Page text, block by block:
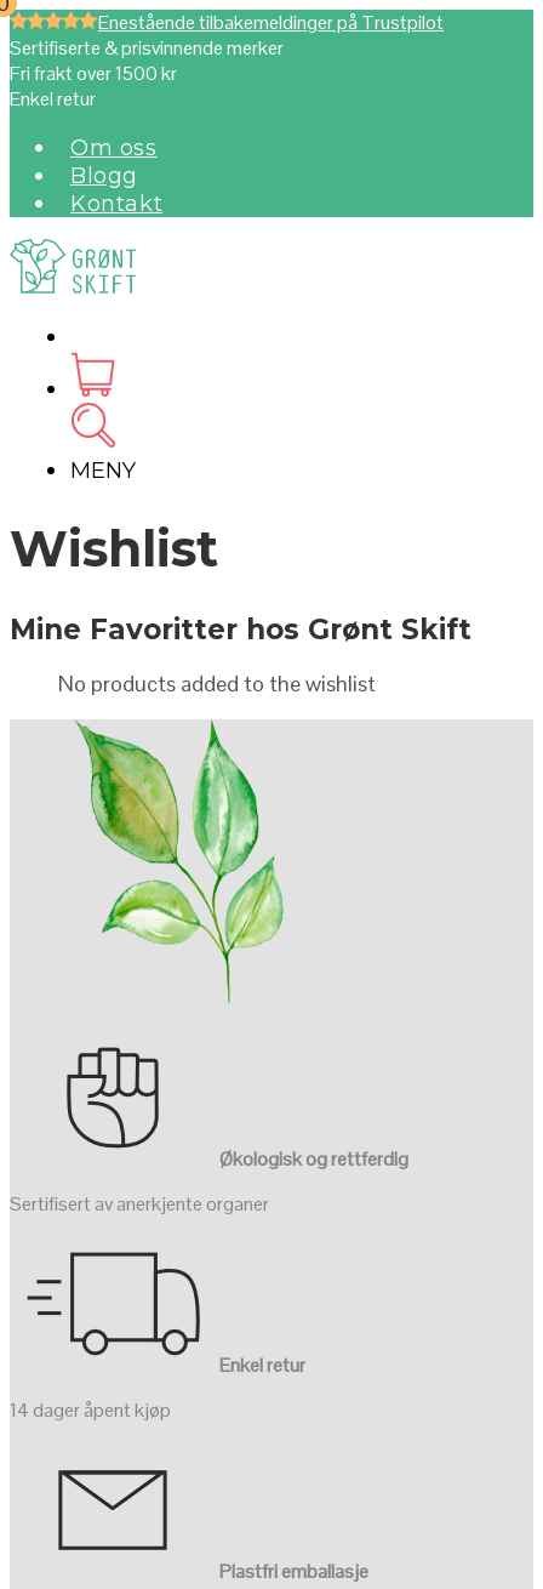
Enestående tilbakemeldinger på Trustpilot
Sertifiserte & prisvinnende merker
Fri frakt over 1500 kr
Enkel retur
Om oss
Blogg
Kontakt
MENY
Wishlist
Mine Favoritter hos Grønt Skift
No products added to the wishlist
Økologisk og rettferdig
Sertifisert av anerkjente organer
Enkel retur
14 dager åpent kjøp
Plastfri emballasje